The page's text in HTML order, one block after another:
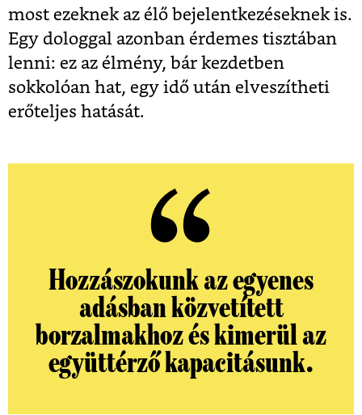
most ezeknek az élő bejelentkezéseknek is.
Egy dologgal azonban érdemes tisztában
lenni: ez az élmény, bár kezdetben
sokkolóan hat, egy idő után elveszítheti
erőteljes hatását.
Hozzászokunk az egyenes
adásban közvetített
borzalmakhoz és kimerül az
együttérző kapacitásunk.